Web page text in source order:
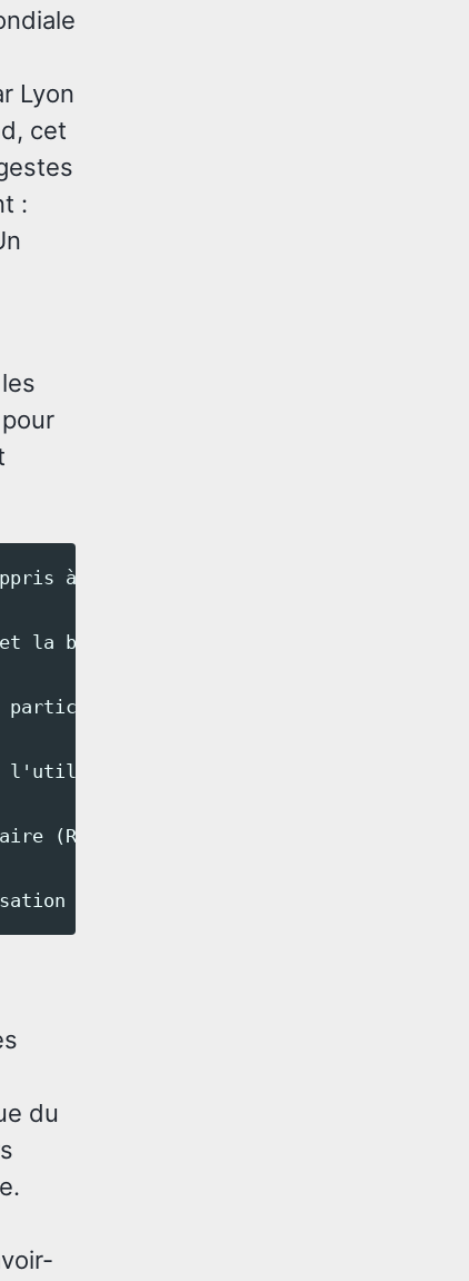
Lyon
cet
:
à lancer une corde et un ballon
la bouée torpille, équipements clés
de découvrir comment
du filin, une corde
(RCP) a été l'un des points forts
du